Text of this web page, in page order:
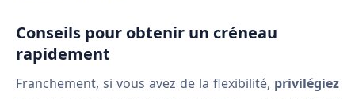
Conseils pour obtenir un créneau
rapidement
Franchement, si vous avez de la flexibilité, privilégiez